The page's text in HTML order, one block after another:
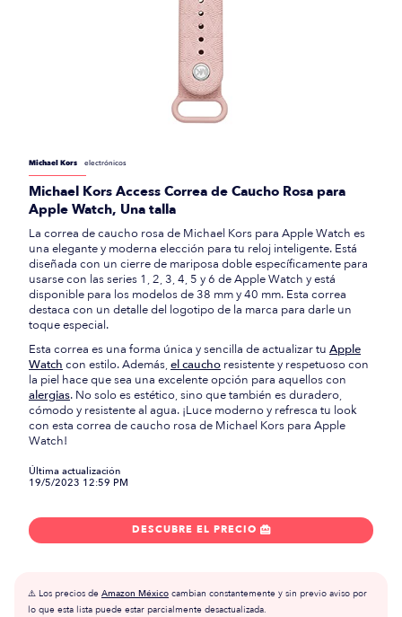
Michael Kors electrónicos
Michael Kors Access Correa de Caucho Rosa para
Apple Watch, Una talla
La correa de caucho rosa de Michael Kors para Apple Watch es
una elegante y moderna elección para tu reloj inteligente. Está
diseñada con un cierre de mariposa doble específicamente para
usarse con las series 1, 2, 3, 4, 5 y 6 de Apple Watch y está
disponible para los modelos de 38 mm y 40 mm. Esta correa
destaca con un detalle del logotipo de la marca para darle un
toque especial.
Esta correa es una forma única y sencilla de actualizar tu Apple
Watch con estilo. Además,el caucho resistente y respetuoso con
la piel hace que sea una excelente opción para aquellos con
alergias. No solo es estético, sino que también es duradero,
cómodo y resistente al agua. ¡Luce moderno y refresca tu look
con esta correa de caucho rosa de Michael Kors para Apple
Watch!
Última actualización
19/5/2023 12:59 PM
DESCUBRE EL PRECIO 
⚠️ Los precios de Amazon México cambian constantemente y sin previo aviso por
lo que esta lista puede estar parcialmente desactualizada.